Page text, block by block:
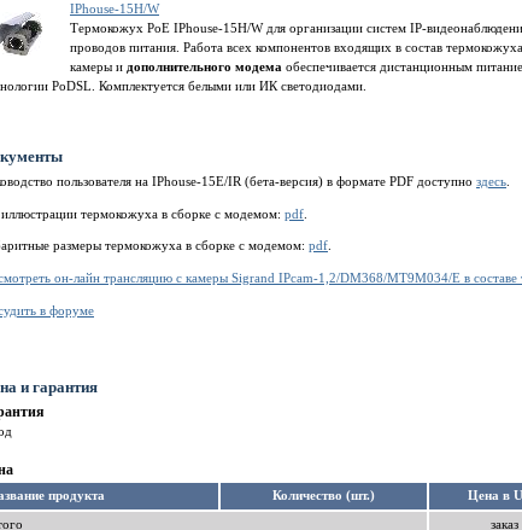
IPhouse-15H/W
Термокожух PoE IPhouse-15H/W для организации систем IP-
проводов питания. Работа всех компонентов входящих в состав
камеры и дополнительного модема обеспечивается дистанционным
PoDSL. Комплектуется белыми или ИК светодиодами.
пользователя на IPhouse-15E/IR (бета-версия) в формате PDF доступно здесь
термокожуха в сборке с модемом: pdf
размеры термокожуха в сборке с модемом: pdf.
он-лайн трансляцию с камеры Sigrand IPcam-1,2/DM368/MT9M034/E в
в форуме
и гарантия
продукта Количество (шт.) Цена в
заказ